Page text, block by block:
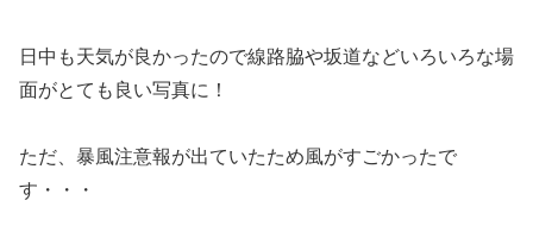
日中も天気が良かったので線路脇や坂道などいろいろな場
面がとても良い写真に！
ただ、暴風注意報が出ていたため風がすごかったで
す・・・